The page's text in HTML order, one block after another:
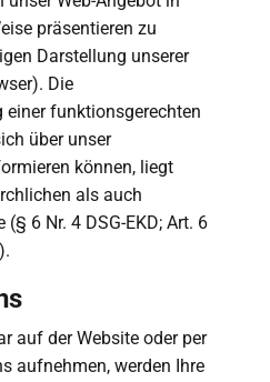
präsentieren zu
Darstellung unserer
Die
funktionsgerechten
über unser
können, liegt
als auch
6 Nr. 4 DSG-EKD; Art. 6
auf der Website oder per
aufnehmen, werden Ihre